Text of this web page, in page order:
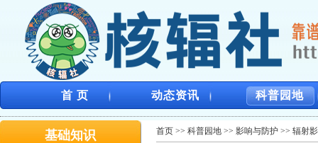
首 页 动态资讯 科普园地
基础知识 首页 >> 科普园地 >> 影响与防护 >> 辐射